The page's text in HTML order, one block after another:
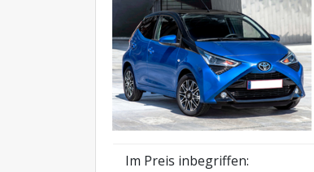
Im Preis inbegriffen: